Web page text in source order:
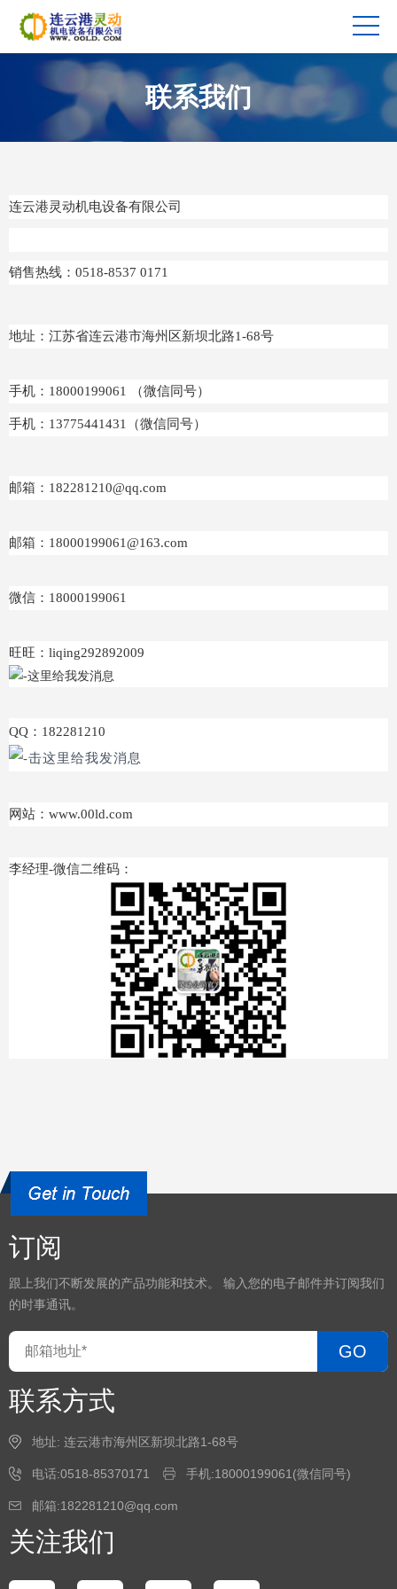
联系我们
连云港灵动机电设备有限公司
销售热线：0518-8537 0171
地址：江苏省连云港市海州区新坝北路1-68号
手机：18000199061 （微信同号）
手机：13775441431 （微信同号）
邮箱：182281210@qq.com
邮箱：18000199061@163.com
微信：18000199061
旺旺：liqing292892009
QQ：182281210
网站：www.00ld.com
李经理-微信二维码：
订阅
跟上我们不断发展的产品功能和技术。 输入您的电子邮件并订阅我们
的时事通讯。
GO
联系方式
地址: 连云港市海州区新坝北路1-68号
电话:0518-85370171 手机:18000199061(微信同号)
邮箱:182281210@qq.com
关注我们